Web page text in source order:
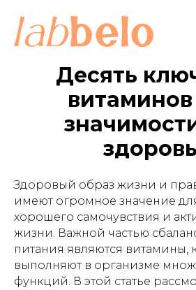
Десять
Здоровый образ жизни и
имеют огромное значение
хорошего самочувствия и
жизни. Важной частью
питания являются витамины,
выполняют в организме
функций. В этой статье